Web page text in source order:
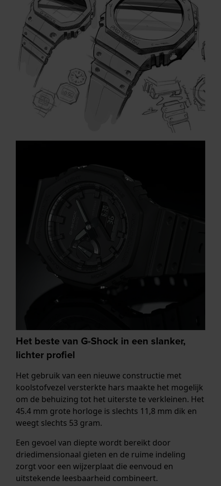
Het beste van G-Shock in een slanker,
lichter profiel
Het gebruik van een nieuwe constructie met
koolstofvezel versterkte hars maakte het mogelijk
om de behuizing tot het uiterste te verkleinen. Het
45.4 mm grote horloge is slechts 11,8 mm dik en
weegt slechts 53 gram.
Een gevoel van diepte wordt bereikt door
driedimensionaal gieten en de ruime indeling
zorgt voor een wijzerplaat die eenvoud en
uitstekende leesbaarheid combineert.